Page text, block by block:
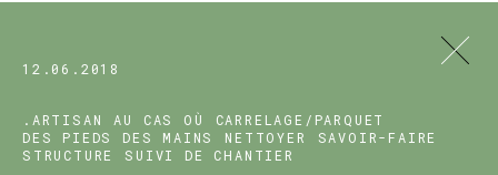
12.06.2018
.ARTISAN AU CAS OÙ
CARRELAGE/PARQUET
DES PIEDS DES MAINS
NETTOYER
SAVOIR-FAIRE
STRUCTURE
SUIVI DE CHANTIER